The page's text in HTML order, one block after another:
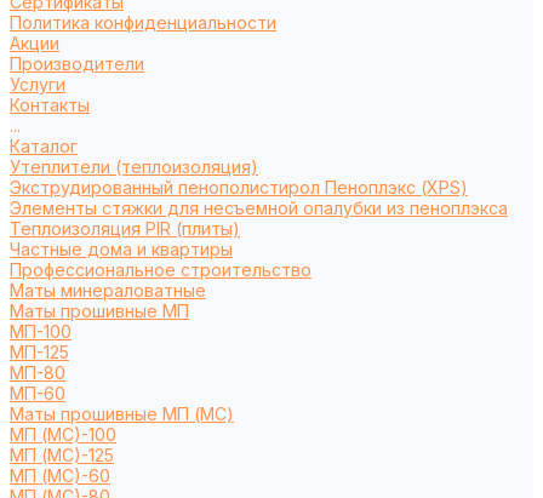
Политика конфиденциальности
Акции
Производители
Услуги
Контакты
...
Каталог
Утеплители (теплоизоляция)
Экструдированный пенополистирол Пеноплэкс (XPS)
Элементы стяжки для несъемной опалубки из пеноплэкса
Теплоизоляция PIR (плиты)
Частные дома и квартиры
Профессиональное строительство
Маты минераловатные
Маты прошивные МП
МП-100
МП-125
МП-80
МП-60
Маты прошивные МП (МС)
МП (МС)-100
МП (МС)-125
МП (МС)-60